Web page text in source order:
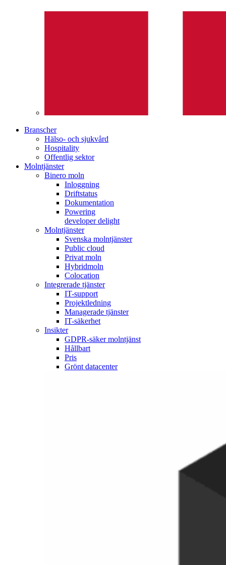
Branscher
Hälso- och sjukvård
Hospitality
Offentlig sektor
Molntjänster
Binero moln
Inloggning
Driftstatus
Dokumentation
Powering
developer delight
Molntjänster
Svenska molntjänster
Public cloud
Privat moln
Hybridmoln
Colocation
Integrerade tjänster
IT-support
Projektledning
Managerade tjänster
IT-säkerhet
Insikter
GDPR-säker molntjänst
Hållbart
Pris
Grönt datacenter